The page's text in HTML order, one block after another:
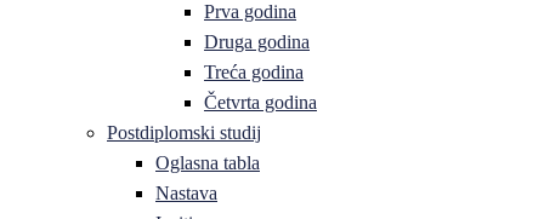
Prva godina
Druga godina
Treća godina
Četvrta godina
Postdiplomski studij
Oglasna tabla
Nastava